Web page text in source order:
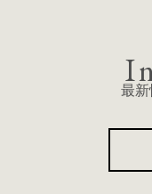
最